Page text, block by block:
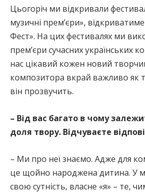
Цьогоріч ми відкривали
музичні прем’єри»,
Фест». На цих фестивалях ми
прем’єри сучасних українських
нас цікавий кожен новий
композитора вкрай важливо як
він прозвучить.
– Від вас багато в чому
доля твору. Відчуваєте
– Ми про неї знаємо. Адже для
це щойно народжена дитина. У
свою сутність, власне «я» – те,